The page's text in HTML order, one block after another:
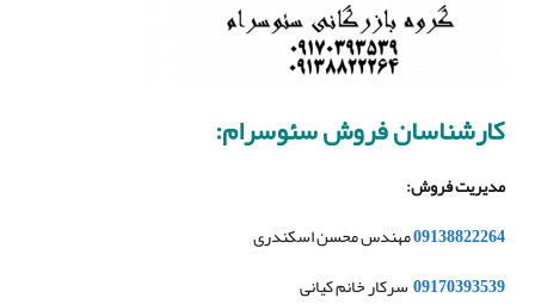
کارشناسان فروش سئوسرام:
مدیریت فروش:
09138822264مهندس محسن اسکندری
09170393539سرکار خانم کیانی